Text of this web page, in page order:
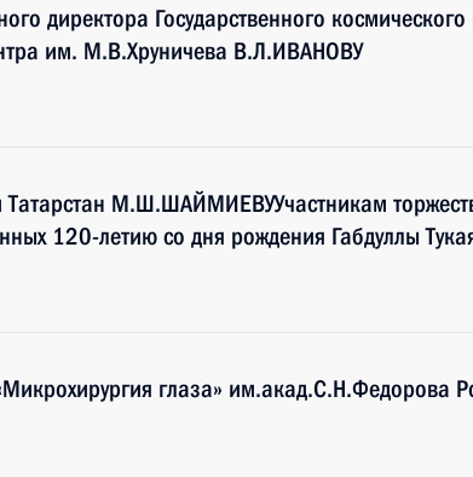
директора Государственного
им. М.В.Хруничева В.Л.ИВАНОВУ
Татарстан М.Ш.ШАЙМИЕВУУчастникам
120-летию со дня рождения Габдуллы
глаза» им.акад.С.Н.Федорова